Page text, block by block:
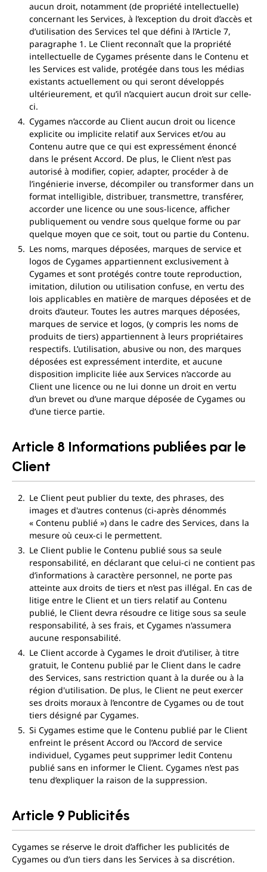
aucun droit, notamment (de propriété intellectuelle)
concernant les Services, à l’exception du droit d’accès et
d’utilisation des Services tel que défini à l’Article 7,
paragraphe 1. Le Client reconnaît que la propriété
intellectuelle de Cygames présente dans le Contenu et
les Services est valide, protégée dans tous les médias
existants actuellement ou qui seront développés
ultérieurement, et qu’il n’acquiert aucun droit sur celle-
ci.
Cygames n’accorde au Client aucun droit ou licence
explicite ou implicite relatif aux Services et/ou au
Contenu autre que ce qui est expressément énoncé
dans le présent Accord. De plus, le Client n’est pas
autorisé à modifier, copier, adapter, procéder à de
l’ingénierie inverse, décompiler ou transformer dans un
format intelligible, distribuer, transmettre, transférer,
accorder une licence ou une sous-licence, afficher
publiquement ou vendre sous quelque forme ou par
quelque moyen que ce soit, tout ou partie du Contenu.
Les noms, marques déposées, marques de service et
logos de Cygames appartiennent exclusivement à
Cygames et sont protégés contre toute reproduction,
imitation, dilution ou utilisation confuse, en vertu des
lois applicables en matière de marques déposées et de
droits d’auteur. Toutes les autres marques déposées,
marques de service et logos, (y compris les noms de
produits de tiers) appartiennent à leurs propriétaires
respectifs. L’utilisation, abusive ou non, des marques
déposées est expressément interdite, et aucune
disposition implicite liée aux Services n’accorde au
Client une licence ou ne lui donne un droit en vertu
d’un brevet ou d’une marque déposée de Cygames ou
d’une tierce partie.
Article 8 Informations publiées par le
Client
Le Client peut publier du texte, des phrases, des
images et d'autres contenus (ci-après dénommés
« Contenu publié ») dans le cadre des Services, dans la
mesure où ceux-ci le permettent.
Le Client publie le Contenu publié sous sa seule
responsabilité, en déclarant que celui-ci ne contient pas
d’informations à caractère personnel, ne porte pas
atteinte aux droits de tiers et n’est pas illégal. En cas de
litige entre le Client et un tiers relatif au Contenu
publié, le Client devra résoudre ce litige sous sa seule
responsabilité, à ses frais, et Cygames n'assumera
aucune responsabilité.
Le Client accorde à Cygames le droit d’utiliser, à titre
gratuit, le Contenu publié par le Client dans le cadre
des Services, sans restriction quant à la durée ou à la
région d'utilisation. De plus, le Client ne peut exercer
ses droits moraux à l’encontre de Cygames ou de tout
tiers désigné par Cygames.
Si Cygames estime que le Contenu publié par le Client
enfreint le présent Accord ou l’Accord de service
individuel, Cygames peut supprimer ledit Contenu
publié sans en informer le Client. Cygames n’est pas
tenu d’expliquer la raison de la suppression.
Article 9 Publicités
Cygames se réserve le droit d’afficher les publicités de
Cygames ou d’un tiers dans les Services à sa discrétion.